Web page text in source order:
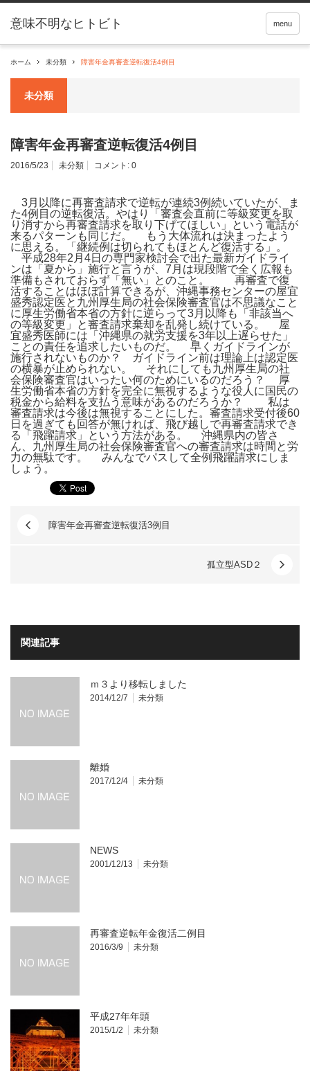
menu
ホーム 未分類 障害年金再審査逆転復活4例目
未分類
障害年金再審査逆転復活4例目
2016/5/23 未分類 コメント: 0
3月以降に再審査請求で逆転が連続3例続いていたが、ま
た4例目の逆転復活。やはり「審査会直前に等級変更を取
り消すから再審査請求を取り下げてほしい」という電話が
来るパターンも同じだ。 もう大体流れは決まったよう
に思える。「継続例は切られてもほとんど復活する」。
平成28年2月4日の専門家検討会で出た最新ガイドライ
ンは「夏から」施行と言うが、7月は現段階で全く広報も
準備もされておらず「無い」とのこと。 再審査で復
活することはほぼ計算できるが、沖縄事務センターの屋宜
盛秀認定医と九州厚生局の社会保険審査官は不思議なこと
に厚生労働省本省の方針に逆らって3月以降も「非該当へ
の等級変更」と審査請求棄却を乱発し続けている。 屋
宜盛秀医師には「沖縄県の就労支援を3年以上遅らせた」
ことの責任を追求したいものだ。 早くガイドラインが
施行されないものか？ ガイドライン前は理論上は認定医
の横暴が止められない。 それにしても九州厚生局の社
会保険審査官はいったい何のためにいるのだろう？ 厚
生労働省本省の方針を完全に無視するような役人に国民の
税金から給料を支払う意味があるのだろうか？ 私は
審査請求は今後は無視することにした。審査請求受付後60
日を過ぎても回答が無ければ、飛び越しで再審査請求でき
る「飛躍請求」という方法がある。 沖縄県内の皆さ
ん、九州厚生局の社会保険審査官への審査請求は時間と労
力の無駄です。 みんなでパスして全例飛躍請求にしま
しょう。
障害年金再審査逆転復活3例目
孤立型ASD２
関連記事
ｍ３より移転しました
2014/12/7 未分類
離婚
2017/12/4 未分類
NEWS
2001/12/13 未分類
再審査逆転年金復活二例目
2016/3/9 未分類
平成27年年頭
2015/1/2 未分類